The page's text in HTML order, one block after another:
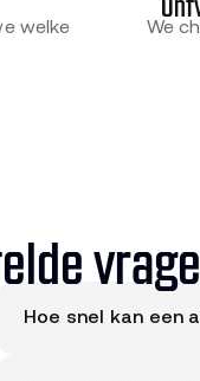
welke
We
Hoe snel kan een